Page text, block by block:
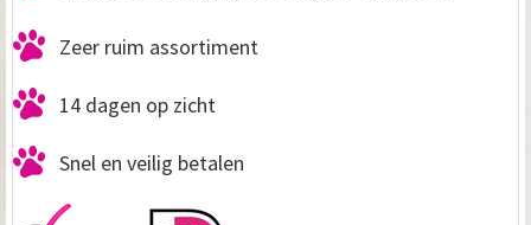
Zeer ruim assortiment
14 dagen op zicht
Snel en veilig betalen